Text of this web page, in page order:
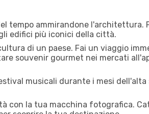
tempo ammirandone l'architettura.
edifici più iconici della città.
di un paese. Fai un viaggio
souvenir gourmet nei mercati
musicali durante i mesi dell'alta
con la tua macchina fotografica.